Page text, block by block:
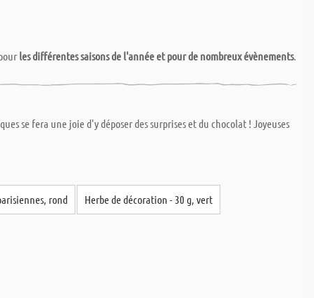
les différentes saisons de l'année et pour de nombreux évènements.
se fera une joie d'y déposer des surprises et du chocolat ! Joyeuses
rond Herbe de décoration - 30 g, vert